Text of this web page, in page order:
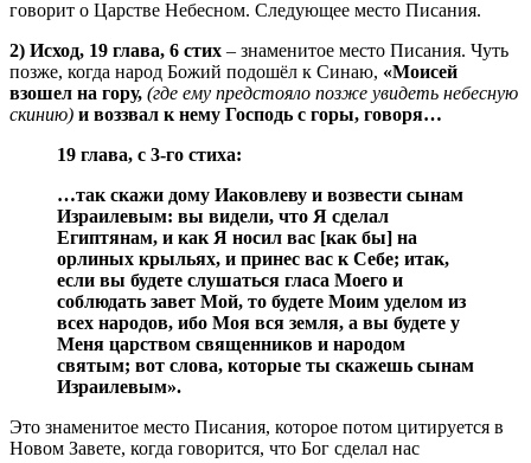
говорит о Царстве Небесном. Следующее место Писания.
2) Исход, 19 глава, 6 стих – знаменитое место Писания. Чуть
позже, когда народ Божий подошёл к Синаю, «Моисей
взошел на гору, (где ему предстояло позже увидеть небесную
скинию) и воззвал к нему Господь с горы, говоря…
19 глава, с 3-го стиха:
…так скажи дому Иаковлеву и возвести сынам
Израилевым: вы видели, что Я сделал
Египтянам, и как Я носил вас [как бы] на
орлиных крыльях, и принес вас к Себе; итак,
если вы будете слушаться гласа Моего и
соблюдать завет Мой, то будете Моим уделом из
всех народов, ибо Моя вся земля, а вы будете у
Меня царством священников и народом
святым; вот слова, которые ты скажешь сынам
Израилевым».
Это знаменитое место Писания, которое потом цитируется в
Новом Завете, когда говорится, что Бог сделал нас